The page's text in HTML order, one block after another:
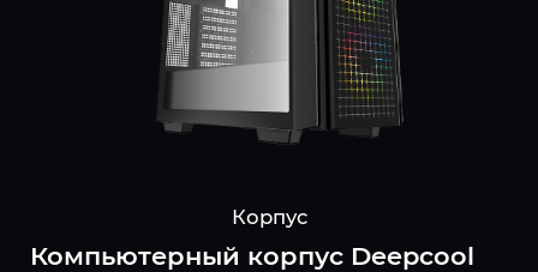
Корпус
Компьютерный корпус Deepcool